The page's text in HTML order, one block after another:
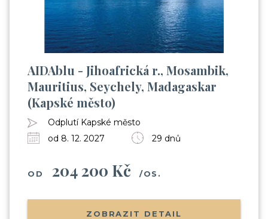
AIDAblu - Jihoafrická r., Mosambik,
Mauritius, Seychely, Madagaskar
(Kapské město)
Odplutí Kapské město
od 8. 12. 2027
29 dnů
OD 204 200 Kč /OS.
ZOBRAZIT DETAIL